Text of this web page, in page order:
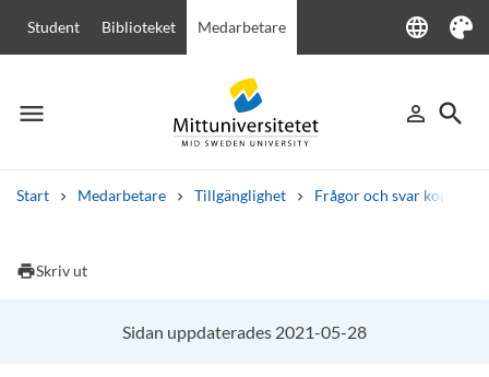
Student Biblioteket Medarbetare language
Language
Tema
menu
Meny person_outline
Logga in
search
Sök
Start Medarbetare Tillgänglighet Frågor och svar kopplat
Andra söktjänster
printSkriv ut
Sidan uppdaterades 2021-05-28